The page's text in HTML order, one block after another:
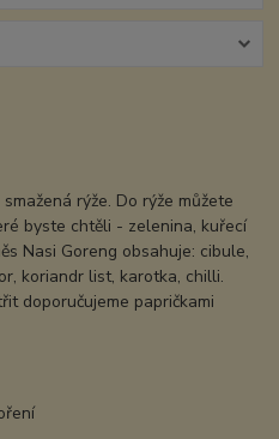
rýže. Do rýže můžete
byste chtěli - zelenina, kuřecí
Nasi Goreng obsahuje: cibule,
koriandr list, karotka, chilli.
doporučujeme papričkami